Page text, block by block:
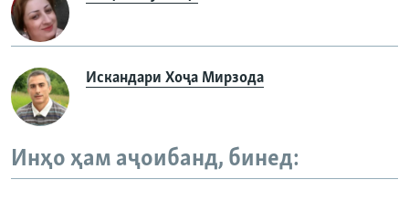
Искандари Хоҷа Мирзода
Инҳо ҳам аҷоибанд, бинед: